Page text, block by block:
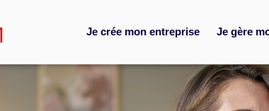
Je crée mon entreprise Je gère